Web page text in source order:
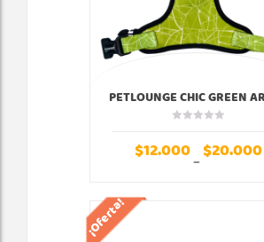
PETLOUNGE CHIC GREEN
PECHERA AJUSTABLE
$12.000–$20.000
¡Oferta!